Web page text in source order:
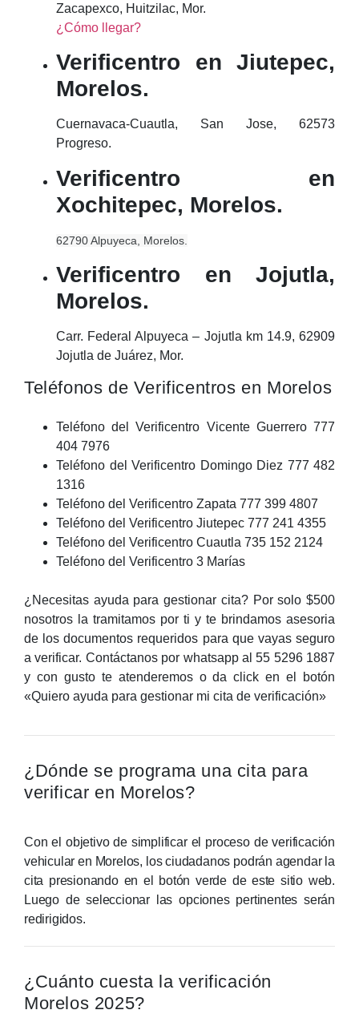
Zacapexco, Huitzilac, Mor.
¿Cómo llegar?
Verificentro en Jiutepec,
Morelos.
Cuernavaca-Cuautla, San Jose, 62573
Progreso.
Verificentro en
Xochitepec, Morelos.
62790 Alpuyeca, Morelos.
Verificentro en Jojutla,
Morelos.
Carr. Federal Alpuyeca – Jojutla km 14.9, 62909
Jojutla de Juárez, Mor.
Teléfonos de Verificentros en Morelos
Teléfono del Verificentro Vicente Guerrero 777
404 7976
Teléfono del Verificentro Domingo Diez 777 482
1316
Teléfono del Verificentro Zapata 777 399 4807
Teléfono del Verificentro Jiutepec 777 241 4355
Teléfono del Verificentro Cuautla 735 152 2124
Teléfono del Verificentro 3 Marías
¿Necesitas ayuda para gestionar cita? Por solo $500
nosotros la tramitamos por ti y te brindamos asesoria
de los documentos requeridos para que vayas seguro
a verificar. Contáctanos por whatsapp al 55 5296 1887
y con gusto te atenderemos o da click en el botón
«Quiero ayuda para gestionar mi cita de verificación»
¿Dónde se programa una cita para
verificar en Morelos?
Con el objetivo de simplificar el proceso de verificación
vehicular en Morelos, los ciudadanos podrán agendar la
cita presionando en el botón verde de este sitio web.
Luego de seleccionar las opciones pertinentes serán
redirigidos.
¿Cuánto cuesta la verificación
Morelos 2025?